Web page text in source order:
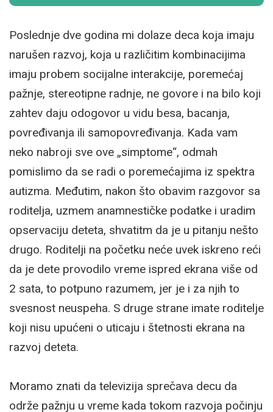
Poslednje dve godina mi dolaze deca koja imaju
narušen razvoj, koja u različitim kombinacijima
imaju probem socijalne interakcije, poremećaj
pažnje, stereotipne radnje, ne govore i na bilo koji
zahtev daju odogovor u vidu besa, bacanja,
povređivanja ili samopovređivanja. Kada vam
neko nabroji sve ove „simptome“, odmah
pomislimo da se radi o poremećajima iz spektra
autizma. Međutim, nakon što obavim razgovor sa
roditelja, uzmem anamnestičke podatke i uradim
opservaciju deteta, shvatitm da je u pitanju nešto
drugo. Roditelji na početku neće uvek iskreno reći
da je dete provodilo vreme ispred ekrana više od
2 sata, to potpuno razumem, jer je i za njih to
svesnost neuspeha. S druge strane imate roditelje
koji nisu upućeni o uticaju i štetnosti ekrana na
razvoj deteta.
Moramo znati da televizija sprečava decu da
održe pažnju u vreme kada tokom razvoja počinju